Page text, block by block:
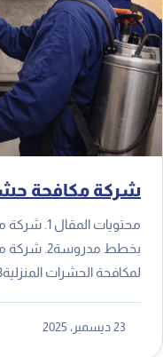
شركة مكافحة
محتويات
بخطط
لمكافحة الحشرات المنزلية3.…
23 ديسمبر، 2025